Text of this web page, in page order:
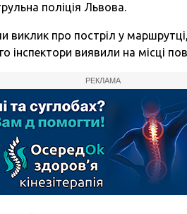
поліція Львова.
виклик про постріл у
інспектори виявили на місці
РЕКЛАМА